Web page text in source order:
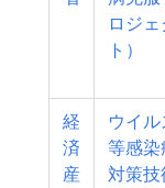
ロジェ
ト）
経
済
産
ウイル
等感染
対策技